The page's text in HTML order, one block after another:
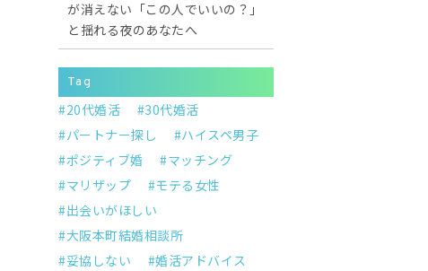
が消えない「この人でいいの？」
と揺れる夜のあなたへ
Tag
20代婚活
30代婚活
パートナー探し
ハイスペ男子
ポジティブ婚
マッチング
マリザップ
モテる女性
出会いがほしい
大阪本町結婚相談所
妥協しない
婚活アドバイス